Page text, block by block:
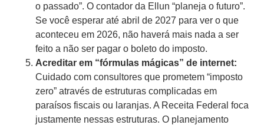
o passado”. O contador da Ellun “planeja o futuro”.
Se você esperar até abril de 2027 para ver o que
aconteceu em 2026, não haverá mais nada a ser
feito a não ser pagar o boleto do imposto.
Acreditar em “fórmulas mágicas” de internet:
Cuidado com consultores que prometem “imposto
zero” através de estruturas complicadas em
paraísos fiscais ou laranjas. A Receita Federal foca
justamente nessas estruturas. O planejamento